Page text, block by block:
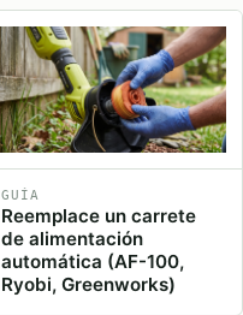
GUÍA
Reemplace un carrete
de alimentación
automática (AF-100,
Ryobi, Greenworks)